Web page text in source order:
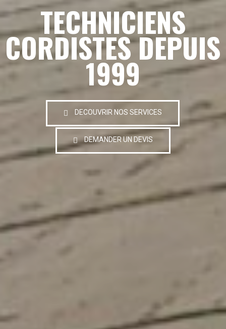
TECHNICIENS
CORDISTES DEPUIS
1999
DECOUVRIR NOS SERVICES
DEMANDER UN DEVIS